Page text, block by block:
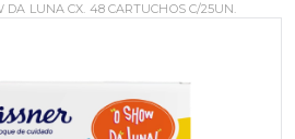
DA LUNA CX. 48 CARTUCHOS C/25UN.